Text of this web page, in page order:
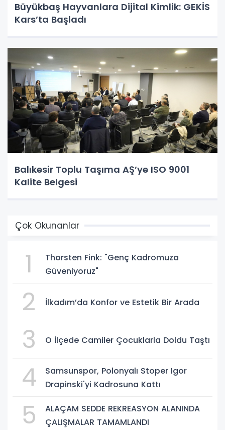
Büyükbaş Hayvanlara Dijital Kimlik: GEKİS
Kars’ta Başladı
Balıkesir Toplu Taşıma AŞ’ye ISO 9001
Kalite Belgesi
Çok Okunanlar
1
Thorsten Fink: "Genç Kadromuza
Güveniyoruz"
2 İlkadım’da Konfor ve Estetik Bir Arada
3 O İlçede Camiler Çocuklarla Doldu Taştı
4
Samsunspor, Polonyalı Stoper Igor
Drapinski'yi Kadrosuna Kattı
5
ALAÇAM SEDDE REKREASYON ALANINDA
ÇALIŞMALAR TAMAMLANDI